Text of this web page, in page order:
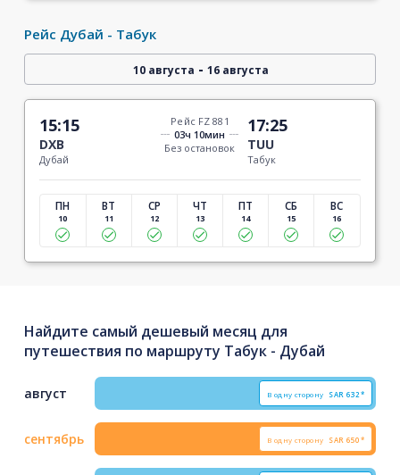
Рейс Дубай - Табук
10 августа - 16 августа
15:15
DXB
Дубай
Рейс FZ 881
03ч 10мин
Без остановок
17:25
TUU
Табук
ПН
10
ВТ
11
СР
12
ЧТ
13
ПТ
14
СБ
15
ВС
16
Найдите самый дешевый месяц для
путешествия по маршруту Табук - Дубай
август В одну сторону SAR 632*
сентябрь В одну сторону SAR 650*